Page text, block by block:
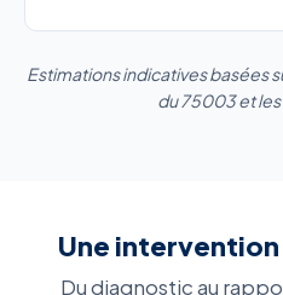
Estimations indicatives basées
du 75003 et les
Une
Du diagnostic au